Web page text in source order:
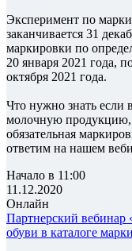
Эксперимент по
заканчивается 31
маркировки по
20 января 2021 года,
октября 2021 года.
Что нужно знать если
молочную продукцию,
обязательная
ответим на нашем
Начало в 11:00
11.12.2020
Онлайн
Партнерский вебинар
обуви в каталоге